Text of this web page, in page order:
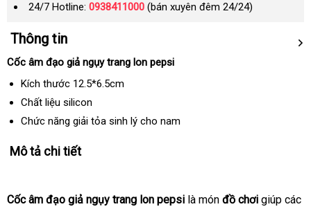
24/7 Hotline: 0938411000 (bán xuyên đêm 24/24)
Thông tin
Cốc âm đạo giả ngụy trang lon pepsi
Kích thước 12.5*6.5cm
Chất liệu silicon
Chức năng giải tỏa sinh lý cho nam
Mô tả chi tiết
Cốc âm đạo giả ngụy trang lon pepsi là món đồ chơi giúp đặt
các